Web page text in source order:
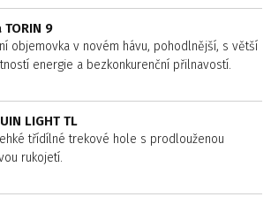
9
objemovka v novém hávu, pohodlnější, s větší
energie a bezkonkurenční přilnavostí.
LIGHT TL
třídílné trekové hole s prodlouženou
rukojetí.